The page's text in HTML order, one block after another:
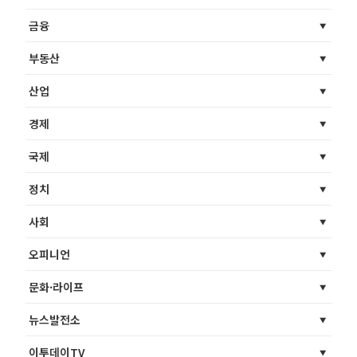
금융
부동산
산업
경제
국제
정치
사회
오피니언
문화·라이프
뉴스발전소
이투데이TV